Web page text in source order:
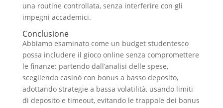
una routine controllata, senza interferire con gli
impegni accademici.
Conclusione
Abbiamo esaminato come un budget studentesco
possa includere il gioco online senza compromettere
le finanze: partendo dall’analisi delle spese,
scegliendo casinò con bonus a basso deposito,
adottando strategie a bassa volatilità, usando limiti
di deposito e timeout, evitando le trappole dei bonus